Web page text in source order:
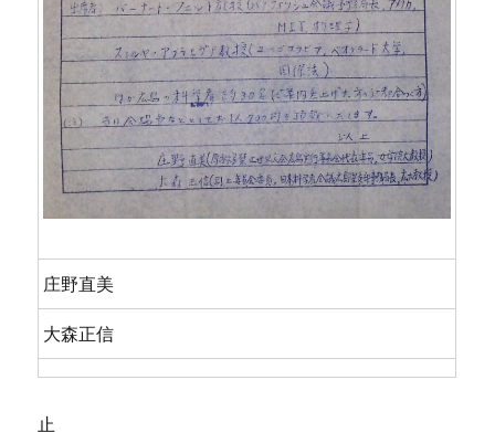
庄野直美
大森正信
止